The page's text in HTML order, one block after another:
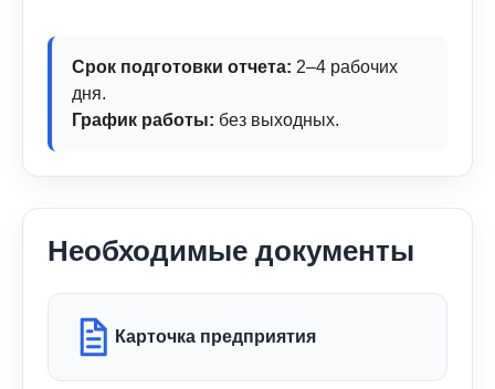
Срок подготовки отчета: 2–4 рабочих
дня.
График работы: без выходных.
Необходимые документы
Карточка предприятия